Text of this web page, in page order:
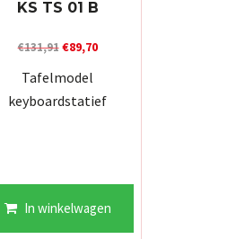
KS TS 01 B
€131,91Oorspronkelijke
prijs
was:
€89,70Huidige
is:
Tafelmodel
keyboardstatief
In winkelwagen